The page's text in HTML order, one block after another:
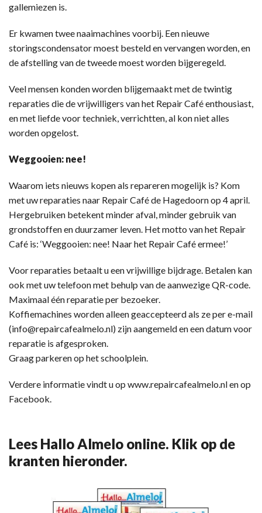
gallemiezen is.
Er kwamen twee naaimachines voorbij. Een nieuwe
storingscondensator moest besteld en vervangen worden, en
de afstelling van de tweede moest worden bijgeregeld.
Veel mensen konden worden blijgemaakt met de twintig
reparaties die de vrijwilligers van het Repair Café enthousiast,
en met liefde voor techniek, verrichtten, al kon niet alles
worden opgelost.
Weggooien: nee!
Waarom iets nieuws kopen als repareren mogelijk is? Kom
met uw reparaties naar Repair Café de Hagedoorn op 4 april.
Hergebruiken betekent minder afval, minder gebruik van
grondstoffen en duurzamer leven. Het motto van het Repair
Café is: ‘Weggooien: nee! Naar het Repair Café ermee!’
Voor reparaties betaalt u een vrijwillige bijdrage. Betalen kan
ook met uw telefoon met behulp van de aanwezige QR-code.
Maximaal één reparatie per bezoeker.
Koffiemachines worden alleen geaccepteerd als ze per e-mail
(info@repaircafealmelo.nl) zijn aangemeld en een datum voor
reparatie is afgesproken.
Graag parkeren op het schoolplein.
Verdere informatie vindt u op www.repaircafealmelo.nl en op
Facebook.
Lees Hallo Almelo online. Klik op de
kranten hieronder.